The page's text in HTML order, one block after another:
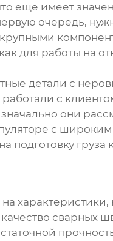
еще имеет
очередь,
для работы на
детали с
с
они
с
подготовку
характеристики,
сварных